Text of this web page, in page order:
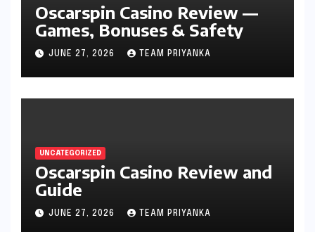
Oscarspin Casino Review —
Games, Bonuses & Safety
JUNE 27, 2026 TEAM PRIYANKA
UNCATEGORIZED
Oscarspin Casino Review and
Guide
JUNE 27, 2026 TEAM PRIYANKA